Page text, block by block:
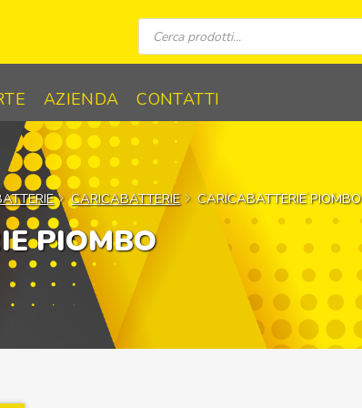
Ricerca
prodotti
AZIENDA CONTATTI
CARICABATTERIE CARICABATTERIE PIOMBO
PIOMBO